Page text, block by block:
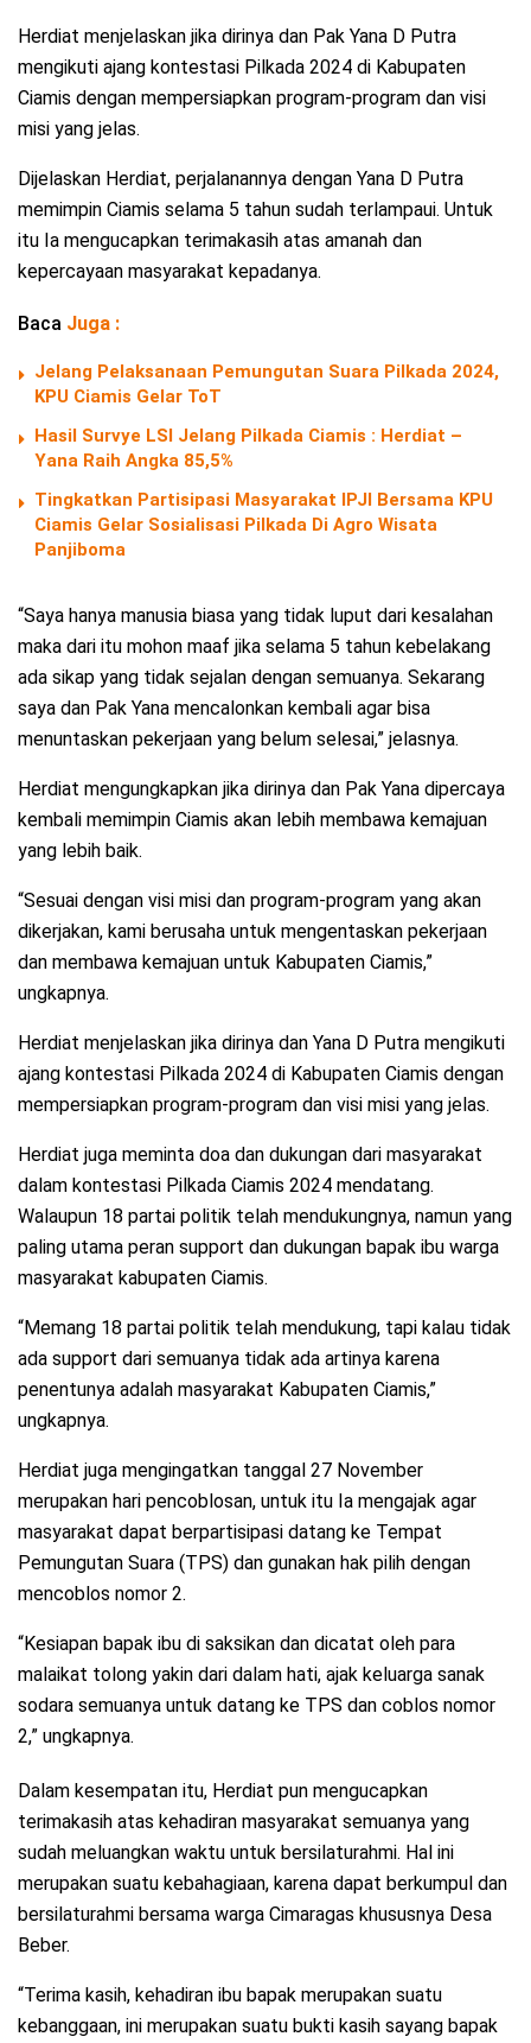
Herdiat menjelaskan jika dirinya dan Pak Yana D Putra
mengikuti ajang kontestasi Pilkada 2024 di Kabupaten
Ciamis dengan mempersiapkan program-program dan visi
misi yang jelas.
Dijelaskan Herdiat, perjalanannya dengan Yana D Putra
memimpin Ciamis selama 5 tahun sudah terlampaui. Untuk
itu Ia mengucapkan terimakasih atas amanah dan
kepercayaan masyarakat kepadanya.
Baca Juga :
Jelang Pelaksanaan Pemungutan Suara Pilkada 2024,
KPU Ciamis Gelar ToT
Hasil Survye LSI Jelang Pilkada Ciamis : Herdiat –
Yana Raih Angka 85,5%
Tingkatkan Partisipasi Masyarakat IPJI Bersama KPU
Ciamis Gelar Sosialisasi Pilkada Di Agro Wisata
Panjiboma
“Saya hanya manusia biasa yang tidak luput dari kesalahan
maka dari itu mohon maaf jika selama 5 tahun kebelakang
ada sikap yang tidak sejalan dengan semuanya. Sekarang
saya dan Pak Yana mencalonkan kembali agar bisa
menuntaskan pekerjaan yang belum selesai,” jelasnya.
Herdiat mengungkapkan jika dirinya dan Pak Yana dipercaya
kembali memimpin Ciamis akan lebih membawa kemajuan
yang lebih baik.
“Sesuai dengan visi misi dan program-program yang akan
dikerjakan, kami berusaha untuk mengentaskan pekerjaan
dan membawa kemajuan untuk Kabupaten Ciamis,”
ungkapnya.
Herdiat menjelaskan jika dirinya dan Yana D Putra mengikuti
ajang kontestasi Pilkada 2024 di Kabupaten Ciamis dengan
mempersiapkan program-program dan visi misi yang jelas.
Herdiat juga meminta doa dan dukungan dari masyarakat
dalam kontestasi Pilkada Ciamis 2024 mendatang.
Walaupun 18 partai politik telah mendukungnya, namun yang
paling utama peran support dan dukungan bapak ibu warga
masyarakat kabupaten Ciamis.
“Memang 18 partai politik telah mendukung, tapi kalau tidak
ada support dari semuanya tidak ada artinya karena
penentunya adalah masyarakat Kabupaten Ciamis,”
ungkapnya.
Herdiat juga mengingatkan tanggal 27 November
merupakan hari pencoblosan, untuk itu Ia mengajak agar
masyarakat dapat berpartisipasi datang ke Tempat
Pemungutan Suara (TPS) dan gunakan hak pilih dengan
mencoblos nomor 2.
“Kesiapan bapak ibu di saksikan dan dicatat oleh para
malaikat tolong yakin dari dalam hati, ajak keluarga sanak
sodara semuanya untuk datang ke TPS dan coblos nomor
2,” ungkapnya.
Dalam kesempatan itu, Herdiat pun mengucapkan
terimakasih atas kehadiran masyarakat semuanya yang
sudah meluangkan waktu untuk bersilaturahmi. Hal ini
merupakan suatu kebahagiaan, karena dapat berkumpul dan
bersilaturahmi bersama warga Cimaragas khususnya Desa
Beber.
“Terima kasih, kehadiran ibu bapak merupakan suatu
kebanggaan, ini merupakan suatu bukti kasih sayang bapak